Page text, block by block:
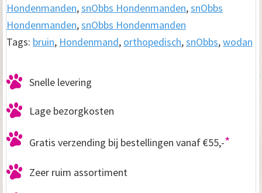
Hondenmanden,snObbs Hondenmanden,snObbs
Hondenmanden,snObbs Hondenmanden
Tags: bruin, Hondenmand, orthopedisch,snObbs,wodan
Snelle levering
Lage bezorgkosten
Gratis verzending bij bestellingen vanaf €55,-*
Zeer ruim assortiment